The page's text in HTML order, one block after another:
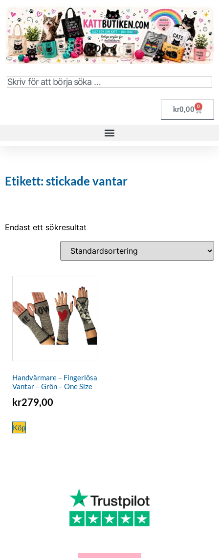
kr0,00 0
Etikett: stickade vantar
Endast ett sökresultat
Handvärmare – Fingerlösa
Vantar – Grön – One Size
kr279,00
Köp